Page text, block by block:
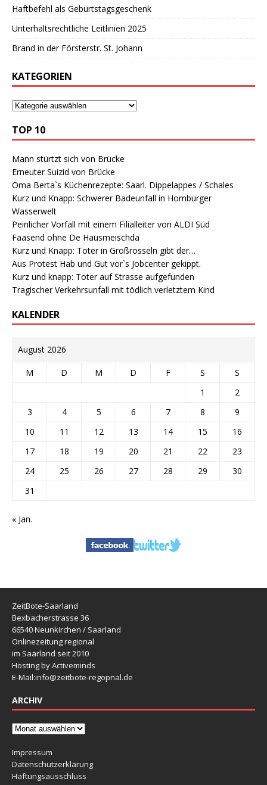
Haftbefehl als Geburtstagsgeschenk
Unterhaltsrechtliche Leitlinien 2025
Brand in der Försterstr. St. Johann
KATEGORIEN
TOP 10
Mann stürtzt sich von Brücke
Erneuter Suizid von Brücke
Oma Berta`s Küchenrezepte: Saarl. Dippelappes / Schales
Kurz und Knapp: Schwerer Badeunfall in Homburger
Wasserwelt
Peinlicher Vorfall mit einem Filialleiter von ALDI Süd
Faasend ohne De Hausmeischda
Kurz und Knapp: Toter in Großrosseln gibt der…
Aus Protest Hab und Gut vor`s Jobcenter gekippt.
Kurz und knapp: Toter auf Strasse aufgefunden
Tragischer Verkehrsunfall mit tödlich verletztem Kind
KALENDER
August 2026
M D M D F S
S
1
2
3
4 5 6 7 8
9
10
11 12 13 14 15
16
17
18 19 20 21 22
23
24
25 26 27 28 29
30
31
« Jan.
ZeitBote-Saarland
Bexbacherstrasse 36
66540 Neunkirchen / Saarland
Onlinezeitung regional
im Saarland seit 2010
Hosting by Activeminds
E-Mail:info@zeitbote-regopnal.de
ARCHIV
Impressum
Datenschutzerklärung
Haftungsausschluss